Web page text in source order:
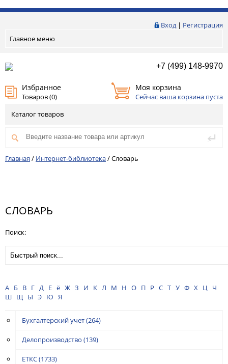
Вход| Регистрация
Главное меню
+7 (499) 148-9970
Избранное
Товаров (0)
Моя корзина
Сейчас ваша корзина пуста
Каталог товаров
Главная / Интернет-библиотека/Словарь
СЛОВАРЬ
Поиск:
А Б В Г Д Е ё Ж З И К Л М Н О П Р С Т У Ф Х Ц
Ч
Ш Щ Ы Э Ю Я
Бухгалтерский учет(264)
Делопроизводство (139)
ЕТКС(1733)